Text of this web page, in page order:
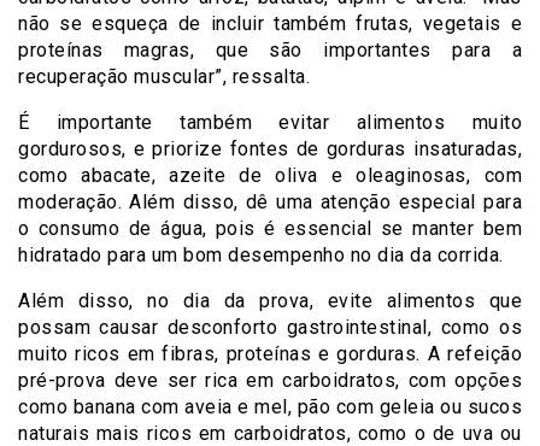
não se esqueça de incluir também frutas, vegetais e
proteínas magras, que são importantes para a
recuperação muscular”, ressalta.
É importante também evitar alimentos muito
gordurosos, e priorize fontes de gorduras insaturadas,
como abacate, azeite de oliva e oleaginosas, com
moderação. Além disso, dê uma atenção especial para
o consumo de água, pois é essencial se manter bem
hidratado para um bom desempenho no dia da corrida.
Além disso, no dia da prova, evite alimentos que
possam causar desconforto gastrointestinal, como os
muito ricos em fibras, proteínas e gorduras. A refeição
pré-prova deve ser rica em carboidratos, com opções
como banana com aveia e mel, pão com geleia ou sucos
naturais mais ricos em carboidratos, como o de uva ou